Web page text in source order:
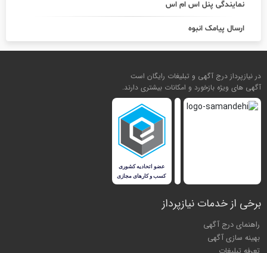
نمایندگی پنل اس ام اس
ارسال پیامک انبوه
در نیازپرداز درج آگهی و تبلیغات رایگان است
آگهی های ویژه بازخورد و امکانات بیشتری دارند.
برخی از خدمات نیازپرداز
راهنمای درج آگهی
بهینه سازی آگهی